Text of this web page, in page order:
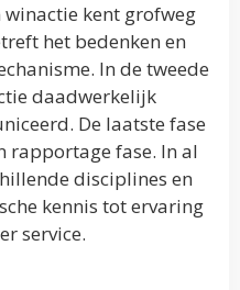
winactie kent grofweg
het bedenken en
In de tweede
daadwerkelijk
De laatste fase
rapportage fase. In al
disciplines en
kennis tot ervaring
service.